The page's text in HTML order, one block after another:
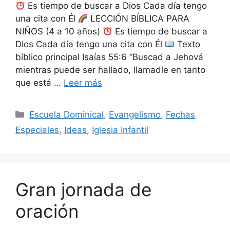
Es tiempo de buscar a Dios Cada día tengo
una cita con Él
LECCIÓN BÍBLICA PARA
NIÑOS (4 a 10 años)
Es tiempo de buscar a
Dios Cada día tengo una cita con Él
Texto
bíblico principal Isaías 55:6 “Buscad a Jehová
mientras puede ser hallado, llamadle en tanto
que está … Leer más
Escuela Dominical, Evangelismo, Fechas
Especiales, Ideas, Iglesia Infantil
Gran jornada de
oración